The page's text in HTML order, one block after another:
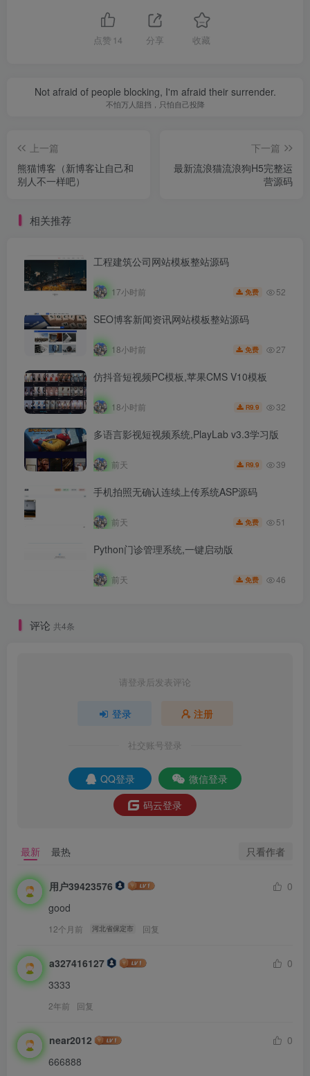
点赞 14 分享 收藏
Not afraid of people blocking, I'm afraid their surrender.
不怕万人阻挡，只怕自己投降
上一篇
熊猫博客（新博客让自己和
别人不一样吧）
下一篇
最新流浪猫流浪狗H5完整运
营源码
相关推荐
工程建筑公司网站模板整站源码
17小时前 免费 52
SEO博客新闻资讯网站模板整站源码
18小时前 免费 27
仿抖音短视频PC模板,苹果CMS V10模板
18小时前 R9.9 32
多语言影视短视频系统,PlayLab v3.3学习版
前天 R9.9 39
手机拍照无确认连续上传系统ASP源码
前天 免费 51
Python门诊管理系统,一键启动版
前天 免费 46
评论 共4条
请登录后发表评论
登录 注册
社交账号登录
QQ登录
微信登录
码云登录
最新 最热 只看作者
用户39423576
0
good
12个月前 河北省保定市 回复
a327416127
0
3333
2年前 回复
near2012
0
666888